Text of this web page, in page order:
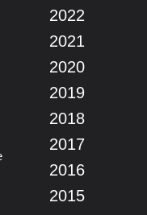
2022
2021
2020
2019
2018
2017
2016
2015